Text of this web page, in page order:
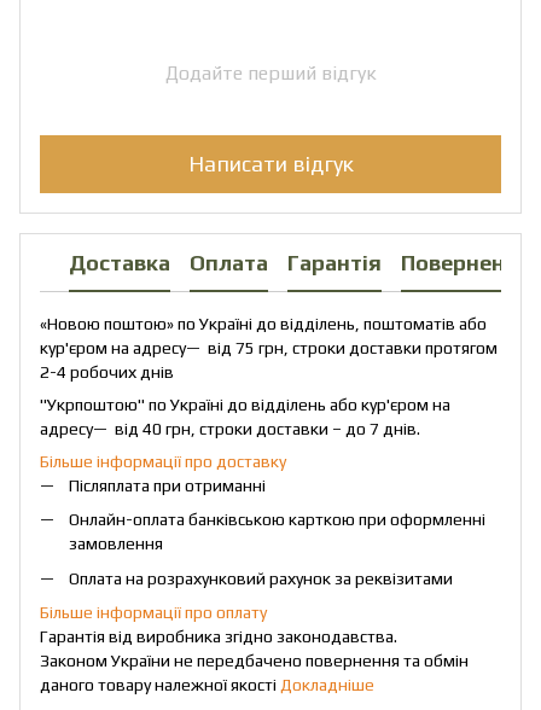
Додайте перший відгук
Написати відгук
Доставка Оплата Гарантія Повернення
«Новою поштою» по Україні до відділень, поштоматів або
кур'єром на адресу— від 75 грн, строки доставки протягом
2-4 робочих днів
"Укрпоштою" по Україні до відділень або кур'єром на
адресу— від 40 грн, строки доставки – до 7 днів.
Більше інформації про доставку
Післяплата при отриманні
Онлайн-оплата банківською карткою при оформленні
замовлення
Оплата на розрахунковий рахунок за реквізитами
Більше інформації про оплату
Гарантія від виробника згідно законодавства.
Законом України не передбачено повернення та обмін
даного товару належної якості Докладніше